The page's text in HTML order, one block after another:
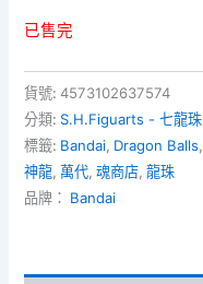
已售完
貨號:4573102637574
分類: S.H.Figuarts - 七龍珠
標籤: Bandai, Dragon Balls,
神龍,萬代,魂商店,龍珠
品牌： Bandai